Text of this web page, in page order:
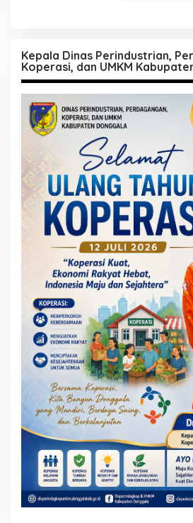
Kepala Dinas Perindustrian,
Koperasi, dan UMKM